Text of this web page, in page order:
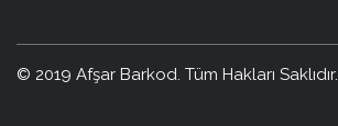
© 2019 Afşar Barkod. Tüm Hakları Saklıdır.